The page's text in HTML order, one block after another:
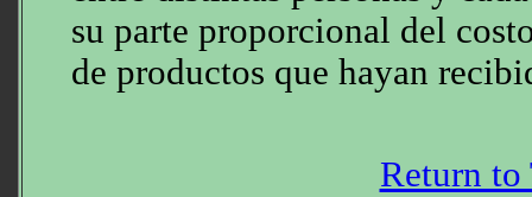
su parte proporcional del
de productos que hayan
Return to